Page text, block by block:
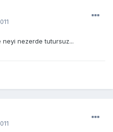
nezerde tutursuz...